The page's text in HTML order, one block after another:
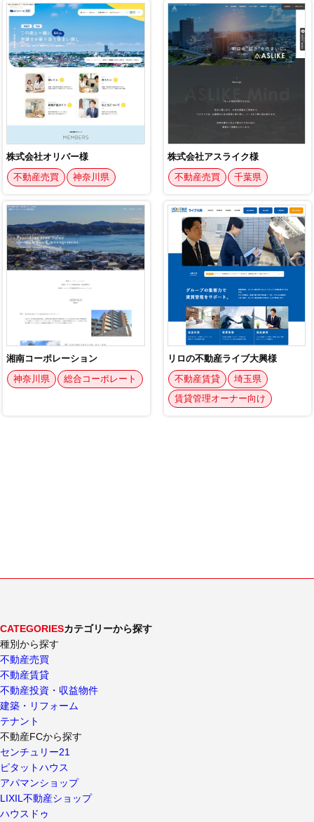
CATEGORIESカテゴリーから探す
種別から探す
不動産売買
不動産賃貸
不動産投資・収益物件
建築・リフォーム
テナント
不動産FCから探す
センチュリー21
ピタットハウス
アパマンショップ
LIXIL不動産ショップ
ハウスドゥ